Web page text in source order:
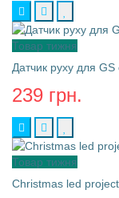
Товар тижня
Датчик руху для GS
239 грн.
Товар тижня
Christmas led